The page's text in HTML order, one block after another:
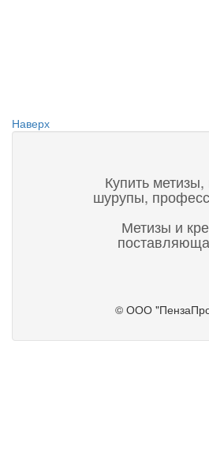
Наверх
Купить
шурупы,
Метизы и
© ООО